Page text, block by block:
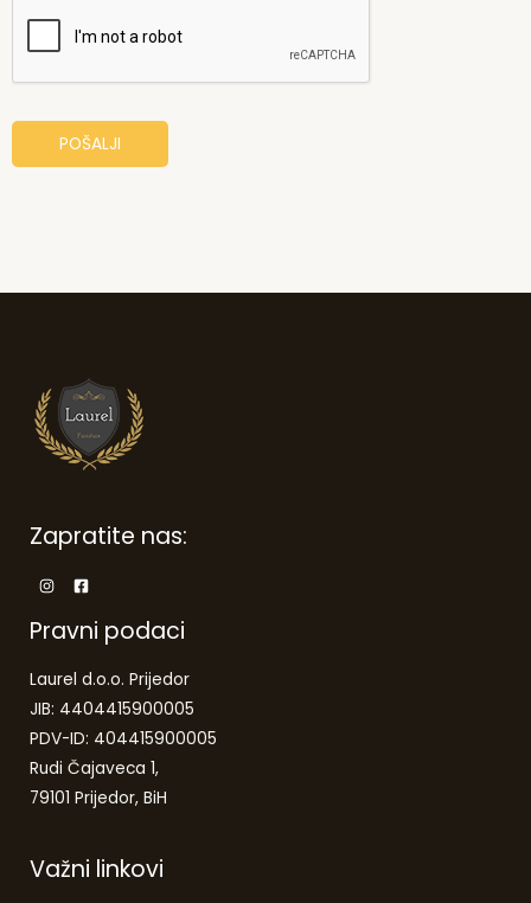
POŠALJI
Zapratite nas:
Pravni podaci
Laurel d.o.o. Prijedor
JIB: 4404415900005
PDV-ID: 404415900005
Rudi Čajaveca 1,
79101 Prijedor, BiH
Važni linkovi